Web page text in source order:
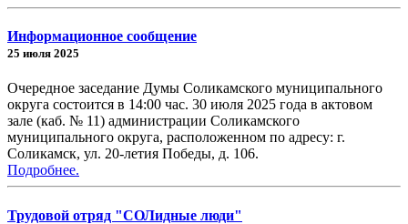
Информационное сообщение
25 июля 2025
Очередное заседание Думы Соликамского муниципального
округа состоится в 14:00 час. 30 июля 2025 года в актовом
зале (каб. № 11) администрации Соликамского
муниципального округа, расположенном по адресу: г.
Соликамск, ул. 20-летия Победы, д. 106.
Подробнее.
Трудовой отряд "СОЛидные люди"